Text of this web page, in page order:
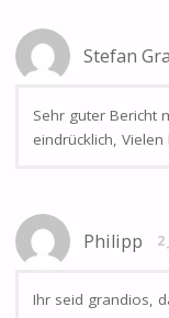
Stefan
Sehr guter Bericht
eindrücklich,
Philipp 2
Ihr seid grandios,